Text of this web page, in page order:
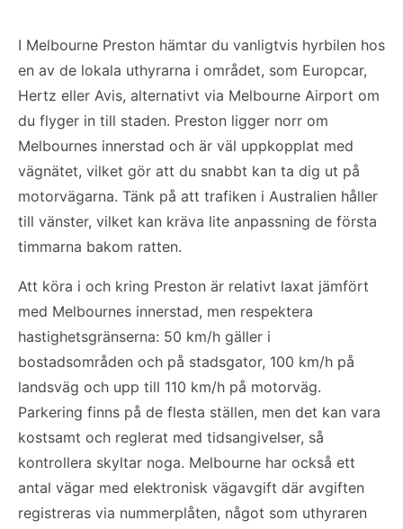
I Melbourne Preston hämtar du vanligtvis hyrbilen hos
en av de lokala uthyrarna i området, som Europcar,
Hertz eller Avis, alternativt via Melbourne Airport om
du flyger in till staden. Preston ligger norr om
Melbournes innerstad och är väl uppkopplat med
vägnätet, vilket gör att du snabbt kan ta dig ut på
motorvägarna. Tänk på att trafiken i Australien håller
till vänster, vilket kan kräva lite anpassning de första
timmarna bakom ratten.
Att köra i och kring Preston är relativt laxat jämfört
med Melbournes innerstad, men respektera
hastighetsgränserna: 50 km/h gäller i
bostadsområden och på stadsgator, 100 km/h på
landsväg och upp till 110 km/h på motorväg.
Parkering finns på de flesta ställen, men det kan vara
kostsamt och reglerat med tidsangivelser, så
kontrollera skyltar noga. Melbourne har också ett
antal vägar med elektronisk vägavgift där avgiften
registreras via nummerplåten, något som uthyraren